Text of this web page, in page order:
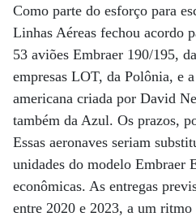
Como parte do esforço para
Linhas Aéreas fechou acordo
53 aviões Embraer 190/195,
empresas LOT, da Polônia, e
americana criada por David
também da Azul. Os prazos,
Essas aeronaves seriam
unidades do modelo Embraer
econômicas. As entregas
entre 2020 e 2023, a um ritmo